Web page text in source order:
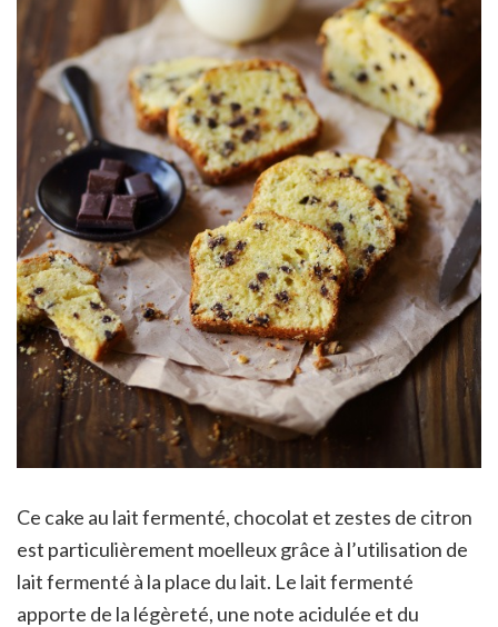
Ce cake au lait fermenté, chocolat et zestes de citron
est particulièrement moelleux grâce à l’utilisation de
lait fermenté à la place du lait. Le lait fermenté
apporte de la légèreté, une note acidulée et du